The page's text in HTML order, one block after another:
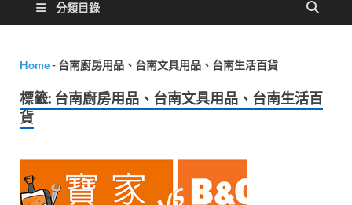
分類目錄
Home- 台南廚房用品、台南文具用品、台南生活百貨
標籤: 台南廚房用品、台南文具用品、台南生活百
貨